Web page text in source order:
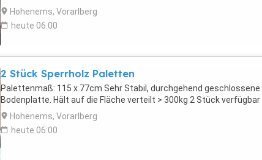
jeweils ein roter Laser (zuschaltbar), genau in der Mitte, bei 3cm.
C Ladeanschluss (wiederaufladbar) Ladekabel und Gürteltasche
inklusive Ein extrem nützliches kleines und leichtes Werkzeug!
Hohenems, Vorarlberg
heute 06:00
2 Stück Sperrholz Paletten
Palettenmaß: 115 x 77cm Sehr Stabil, durchgehend geschlossene
Bodenplatte. Hält auf die Fläche verteilt > 300kg 2 Stück verfügbar
Hohenems, Vorarlberg
heute 06:00